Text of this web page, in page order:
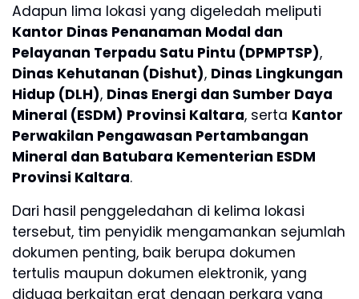
Adapun lima lokasi yang digeledah meliputi
Kantor Dinas Penanaman Modal dan
Pelayanan Terpadu Satu Pintu (DPMPTSP),
Dinas Kehutanan (Dishut), Dinas Lingkungan
Hidup (DLH), Dinas Energi dan Sumber Daya
Mineral (ESDM) Provinsi Kaltara, serta Kantor
Perwakilan Pengawasan Pertambangan
Mineral dan Batubara Kementerian ESDM
Provinsi Kaltara.
Dari hasil penggeledahan di kelima lokasi
tersebut, tim penyidik mengamankan sejumlah
dokumen penting, baik berupa dokumen
tertulis maupun dokumen elektronik, yang
diduga berkaitan erat dengan perkara yang